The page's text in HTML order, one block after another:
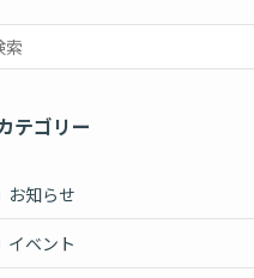
テゴリー
お知らせ
イベント